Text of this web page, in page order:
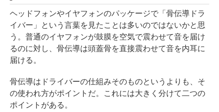
ヘッドフォンやイヤフォンのパッケージで「骨伝導ドラ
イバー」という言葉を見たことは多いのではないかと思
う。普通のイヤフォンが鼓膜を空気で震わせて音を届け
るのに対し、骨伝導は頭蓋骨を直接震わせて音を内耳に
届ける。
骨伝導はドライバーの仕組みそのものというよりも、そ
の使われ方がポイントだ。これには大きく分けて二つの
ポイントがある。